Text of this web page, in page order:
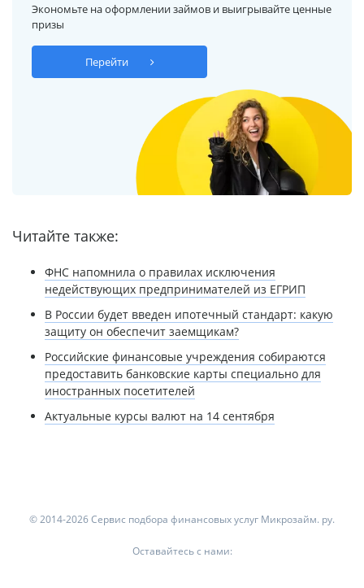
Экономьте на оформлении займов и выигрывайте ценные
призы
Перейти
Читайте также:
ФНС напомнила о правилах исключения
недействующих предпринимателей из ЕГРИП
В России будет введен ипотечный стандарт: какую
защиту он обеспечит заемщикам?
Российские финансовые учреждения собираются
предоставить банковские карты специально для
иностранных посетителей
Актуальные курсы валют на 14 сентября
© 2014-2026 Сервис подбора финансовых услуг Микрозайм. ру.
Оставайтесь с нами: